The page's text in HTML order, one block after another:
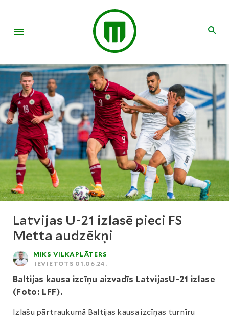
Latvijas U-21 izlasē pieci FS
Metta audzēkņi
MIKS VILKAPLĀTERS
IEVIETOTS 01.06.24.
Baltijas kausa izcīņu aizvadīs LatvijasU-21 izlase
(Foto: LFF).
Izlašu pārtraukumā Baltijas kausa izcīņas turnīru